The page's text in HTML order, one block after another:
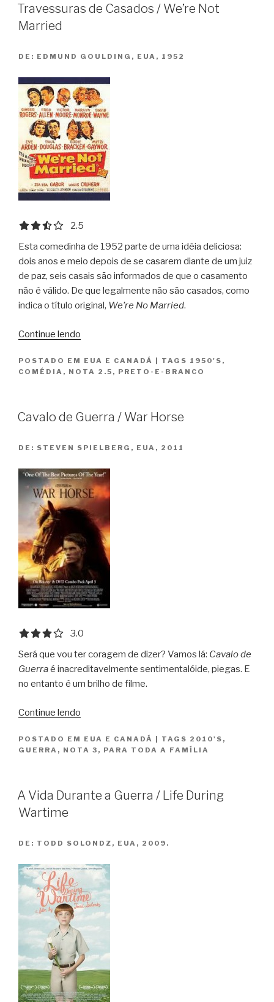
Night
Living
Travessuras de Casados / We’re Not
Married
DE: EDMUND GOULDING, EUA, 1952
2.5 out of 5.0 stars
2.5
Esta comedinha de 1952 parte de uma idéia deliciosa:
dois anos e meio depois de se casarem diante de um juiz
de paz, seis casais são informados de que o casamento
não é válido. De que legalmente não são casados, como
indica o título original, We’re No Married.
Continue lendo
Casados
Married”
POSTADO EM EUA E CANADÁ TAGS 1950'S ,
COMÉDIA , NOTA 2.5 , PRETO-E-BRANCO
Cavalo de Guerra / War Horse
DE: STEVEN SPIELBERG, EUA, 2011
3.0 out of 5.0 stars
3.0
Será que vou ter coragem de dizer? Vamos lá: Cavalo de
Guerraé inacreditavelmente sentimentalóide, piegas. E
no entanto é um brilho de filme.
Continue lendo
Guerra
POSTADO EM EUA E CANADÁ TAGS 2010'S ,
GUERRA , NOTA 3 , PARA TODA A FAMÍLIA
A Vida Durante a Guerra / Life During
Wartime
DE: TODD SOLONDZ, EUA, 2009.